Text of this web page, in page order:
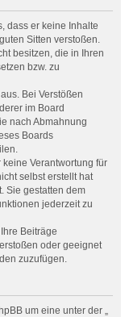
dass er keine Inhalte
Sitten verstoßen.
besitzen, die in Ihren
bzw. zu
Bei Verstößen
im Board
nach Abmahnung
Boards
Verantwortung für
selbst erstellt hat
Sie gestatten dem
jederzeit zu
Beiträge
oder geeignet
zuzufügen.
um eine unter der „